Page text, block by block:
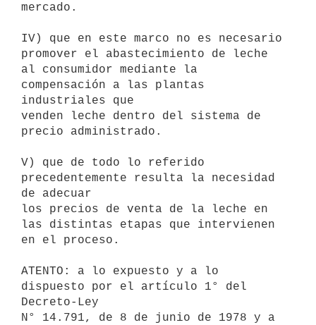
mercado.
IV) que en este marco no es necesario
promover el abastecimiento de leche
al consumidor mediante la
compensación a las plantas
industriales que
venden leche dentro del sistema de
precio administrado.
V) que de todo lo referido
precedentemente resulta la necesidad
de adecuar
los precios de venta de la leche en
las distintas etapas que intervienen
en el proceso.
ATENTO: a lo expuesto y a lo
dispuesto por el artículo 1° del
Decreto-Ley
N° 14.791, de 8 de junio de 1978 y a